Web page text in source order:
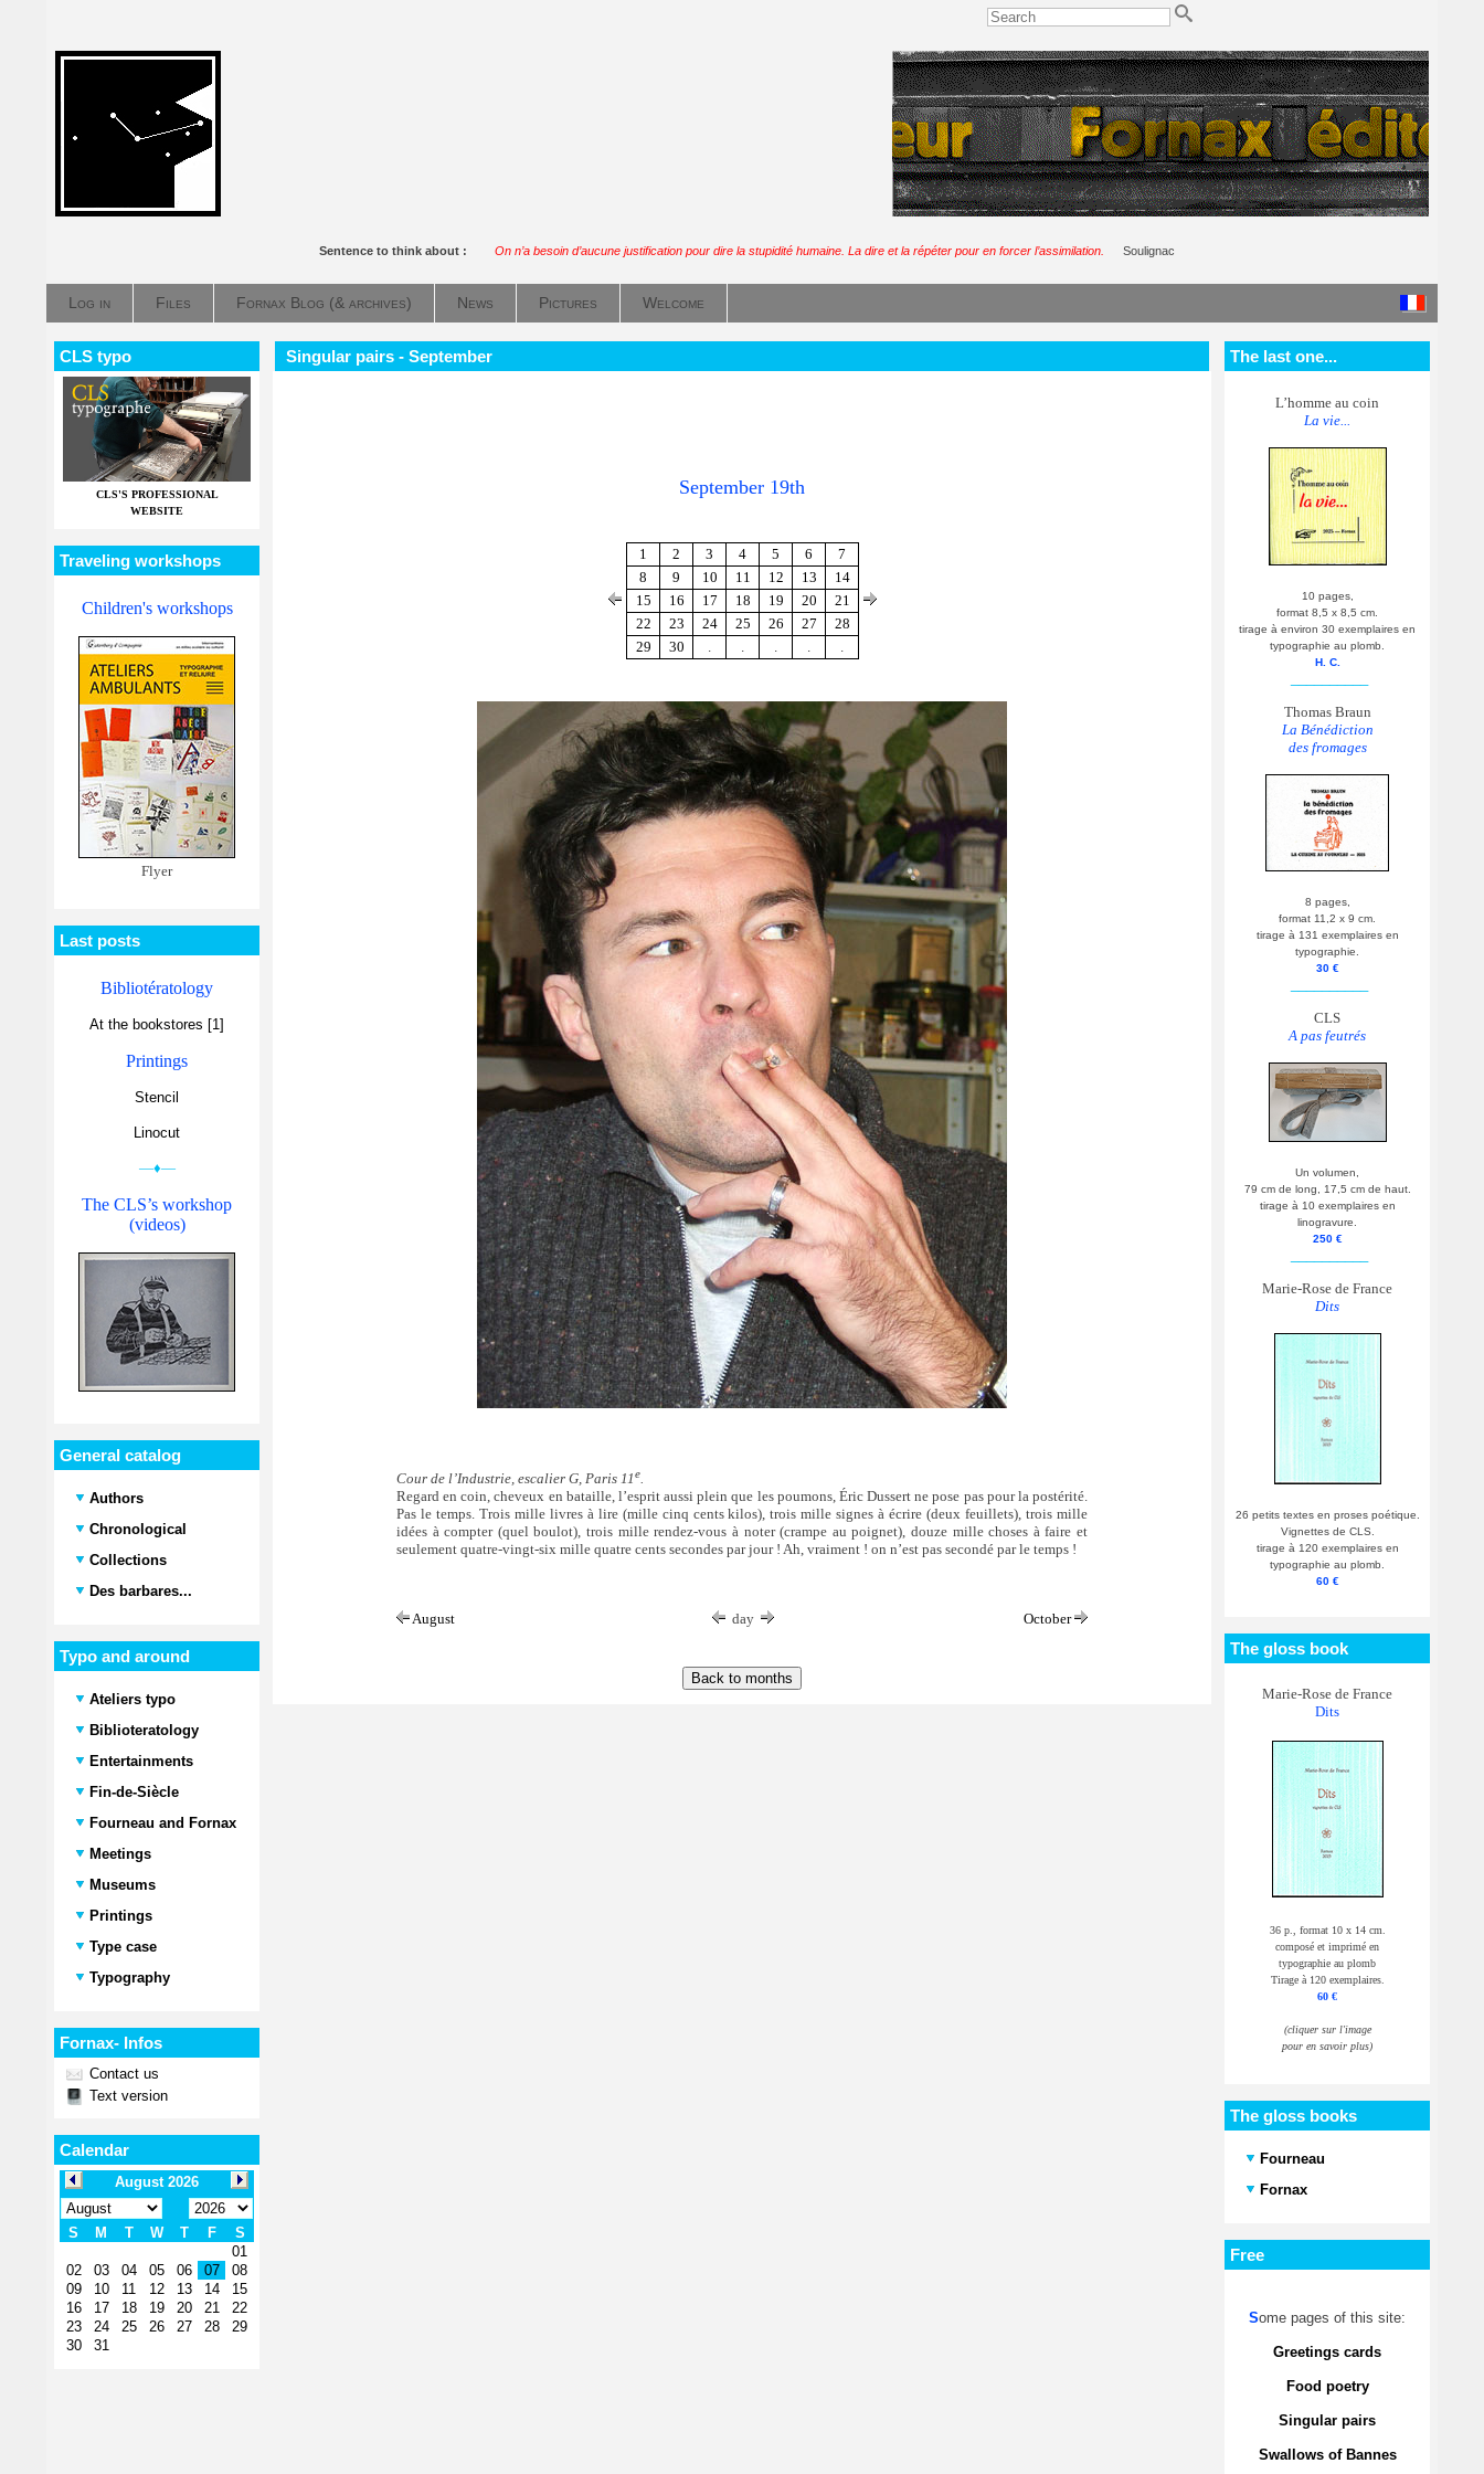
Sentence to think about : On n’a besoin d’aucune justification pour dire la stupidité humaine. La dire et la répéter pour en forcer l’assimilation. Soulignac
Log in Files Fornax Blog (& archives) News Pictures Welcome
CLS typo
CLS'S PROFESSIONAL
WEBSITE
Traveling workshops
Children's workshops
Flyer
Last posts
Bibliotératology
At the bookstores [1]
Printings
Stencil
Linocut
—♦—
The CLS’s workshop
(videos)
General catalog
Authors
Chronological
Collections
Des barbares...
Typo and around
Ateliers typo
Biblioteratology
Entertainments
Fin-de-Siècle
Fourneau and Fornax
Meetings
Museums
Printings
Type case
Typography
Fornax- Infos
Contact us
Text version
Calendar
Singular pairs - September
September 19th
1 2 3 4 5 6
7
8
9 10 11 12 13
14
15
16 17 18 19 20
21
22
23 24 25 26 27
28
29
30 . . . . .
Cour de l’Industrie, escalier G, Paris 11e.
Regard en coin, cheveux en bataille, l’esprit aussi plein que les poumons, Éric Dussert ne pose pas pour la postérité.
Pas le temps. Trois mille livres à lire (mille cinq cents kilos), trois mille signes à écrire (deux feuillets), trois mille
idées à compter (quel boulot), trois mille rendez-vous à noter (crampe au poignet), douze mille choses à faire et
seulement quatre-vingt-six mille quatre cents secondes par jour ! Ah, vraiment ! on n’est pas secondé par le temps !
August day October
The last one...
L’homme au coin
La vie...
10 pages,
format 8,5 x 8,5 cm.
tirage à environ 30 exemplaires en
typographie au plomb.
H. C.
Thomas Braun
La Bénédiction
des fromages
8 pages,
format 11,2 x 9 cm.
tirage à 131 exemplaires en
typographie.
30 €
CLS
A pas feutrés
Un volumen,
79 cm de long, 17,5 cm de haut.
tirage à 10 exemplaires en
linogravure.
250 €
Marie-Rose de France
Dits
26 petits textes en proses poétique.
Vignettes de CLS.
tirage à 120 exemplaires en
typographie au plomb.
60 €
The gloss book
Marie-Rose de France
Dits
36 p., format 10 x 14 cm.
composé et imprimé en
typographie au plomb
Tirage à 120 exemplaires.
60 €
(cliquer sur l'image
pour en savoir plus)
The gloss books
Fourneau
Fornax
Free
Some pages of this site:
Greetings cards
Food poetry
Singular pairs
Swallows of Bannes